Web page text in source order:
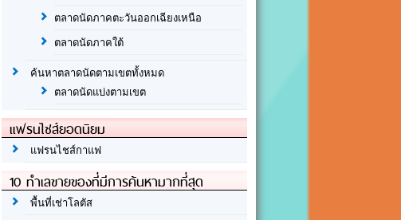
ตลาดนัดภาคตะวันออกเฉียงเหนือ
ตลาดนัดภาคใต้
ค้นหาตลาดนัดตามเขตทั้งหมด
ตลาดนัดแบ่งตามเขต
แฟรนไชส์ยอดนิยม
แฟรนไชส์กาแฟ
10 ทำเลขายของที่มีการค้นหามากที่สุด
พื้นที่เช่าโลตัส